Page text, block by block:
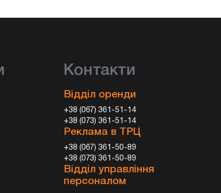
Контакти
Відділ оренди
+38 (067) 361-51-14
+38 (073) 361-51-14
Реклама в ТРЦ
+38 (067) 361-50-89
+38 (073) 361-50-89
Відділ управління
персоналом